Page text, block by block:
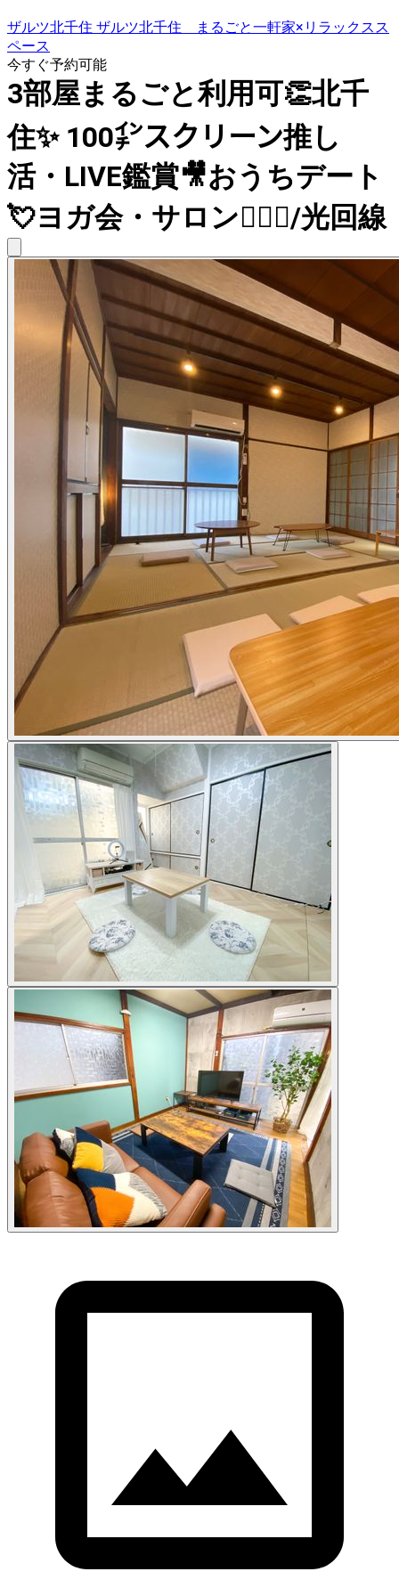
ザルツ北千住 ザルツ北千住 まるごと一軒家×リラックスス
ペース
今すぐ予約可能
3部屋まるごと利用可👏北千
住✨ 100㌅スクリーン推し
活・LIVE鑑賞🎥おうちデート
💘ヨガ会・サロン🧘🏼‍♀️/光回線